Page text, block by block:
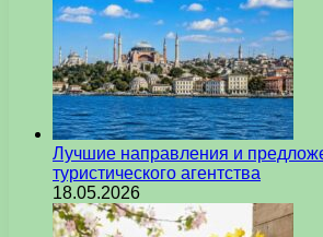
Лучшие направления и
туристического агентства
18.05.2026